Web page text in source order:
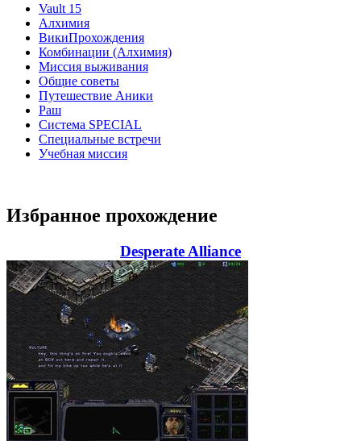
Vault 15
Алхимия
ВикиПрохождения
Комбинации (Алхимия)
Миссия выживания
Общие советы
Путешествие Аники
Раш
Система SPECIAL
Специальные встречи
Учебная миссия
Избранное прохождение
Desperate Alliance